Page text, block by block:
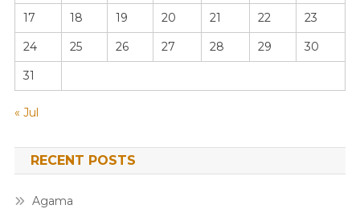
17
18 19 20 21 22
23
24
25 26 27 28 29
30
31
« Jul
RECENT POSTS
Agama